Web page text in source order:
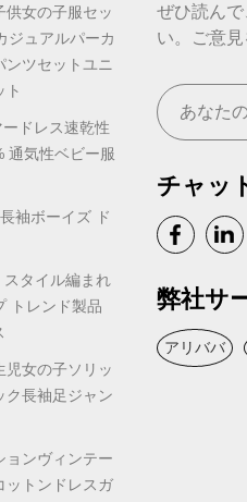
供女の子服セッ
ジュアルパーカ
ンツセットユニ
ト
ドレス速乾性
通気性ベビー服
袖ボーイズ ド
タイル編まれ
トレンド製品
児女の子ソリッ
ク長袖足ジャン
ョンヴィンテー
ットンドレスガ
ぜひ読ん
い。ご意見
チャッ
弊社サ
アリババ